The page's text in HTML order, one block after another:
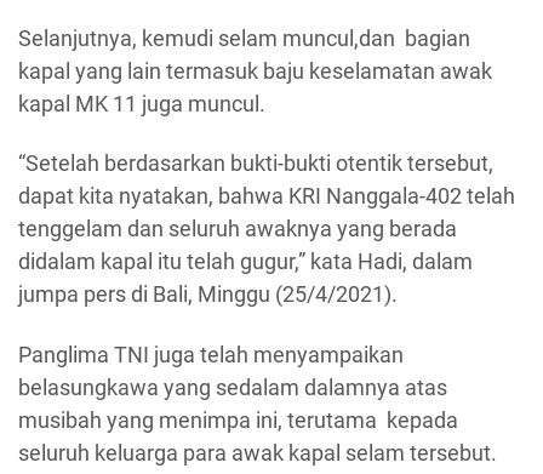
Selanjutnya, kemudi selam muncul,dan bagian
kapal yang lain termasuk baju keselamatan awak
kapal MK 11 juga muncul.
“Setelah berdasarkan bukti-bukti otentik tersebut,
dapat kita nyatakan, bahwa KRI Nanggala-402 telah
tenggelam dan seluruh awaknya yang berada
didalam kapal itu telah gugur,” kata Hadi, dalam
jumpa pers di Bali, Minggu (25/4/2021).
Panglima TNI juga telah menyampaikan
belasungkawa yang sedalam dalamnya atas
musibah yang menimpa ini, terutama kepada
seluruh keluarga para awak kapal selam tersebut.